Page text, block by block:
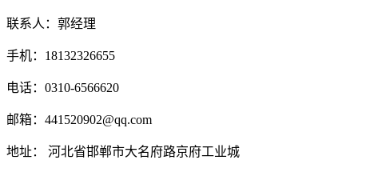
联系人：郭经理
手机：18132326655
电话：0310-6566620
邮箱：441520902@qq.com
地址： 河北省邯郸市大名府路京府工业城